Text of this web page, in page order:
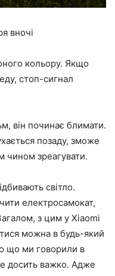
вночі
кольору. Якщо
стоп-сигнал
він починає блимати.
позаду, зможе
чином зреагувати.
світло.
електросамокат,
з цим у Xiaomi
можна в будь-який
що ми говорили в
досить важко. Адже